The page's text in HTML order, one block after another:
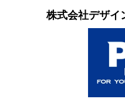
株式会社デザイ